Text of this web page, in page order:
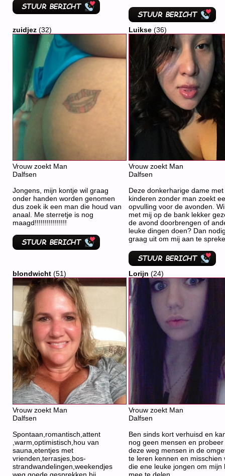
zuidjez (32)
Vrouw zoekt Man
Dalfsen
Jongens, mijn kontje wil graag
onder handen worden genomen
dus zoek ik een man die houd van
anaal. Me sterretje is nog
maagd!!!!!!!!!!!!!!!!
Luikse (36)
Vrouw zoekt Man
Dalfsen
Deze donkerharige dame met
kinderen zonder man zoekt
opvulling voor de avonden.
met mij op de bank lekker
de avond doorbrengen of
leuke dingen doen? Dan
graag uit om mij aan te
blondwicht (51)
Vrouw zoekt Man
Dalfsen
Spontaan,romantisch,attent
,warm,optimistisch,hou van
sauna,etentjes met
vrienden,terrasjes,bos-
strandwandelingen,weekendjes
Lorijn (24)
Vrouw zoekt Man
Dalfsen
Ben sinds kort verhuisd en
nog geen mensen en probeer
deze weg mensen in de
te leren kennen en misschien
die ene leuke jongen om mijn